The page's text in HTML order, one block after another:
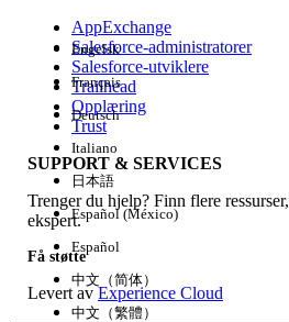
Erfaring
AppExchange
Salesforce-administratorer
Salesforce-utviklere
Trailhead
Opplæring
Trust
SUPPORT & SERVICES
Trenger du hjelp? Finn flere
ekspert.
Få støtte
Levert avExperience Cloud
Engelsk
Français
Deutsch
Italiano
日本語
Español (México)
Español
中文（简体）
中文（繁體）